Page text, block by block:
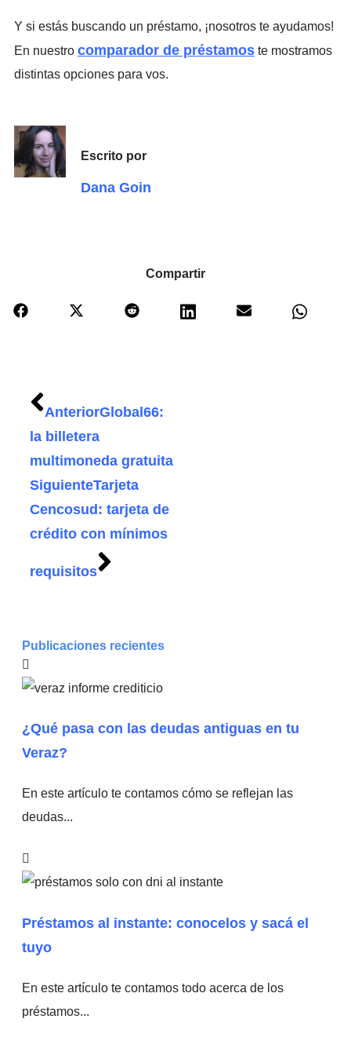
Y si estás buscando un préstamo, ¡nosotros te ayudamos!
En nuestro comparador de préstamos te mostramos
distintas opciones para vos.
Escrito por
Dana Goin
Compartir
AnteriorGlobal66:
la billetera
multimoneda gratuita
SiguienteTarjeta
Cencosud: tarjeta de
crédito con mínimos
requisitos
Publicaciones recientes
¿Qué pasa con las deudas antiguas en tu
Veraz?
En este artículo te contamos cómo se reflejan las
deudas...
Préstamos al instante: conocelos y sacá el
tuyo
En este artículo te contamos todo acerca de los
préstamos...